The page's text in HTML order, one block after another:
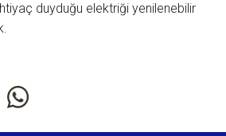
duyduğu elektriği yenilenebilir